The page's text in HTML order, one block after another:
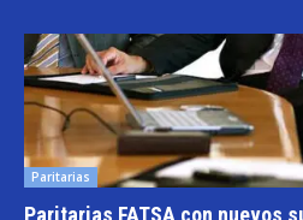
Paritarias
Paritarias FATSA con nuevos